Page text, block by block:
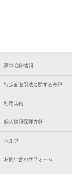
運営会社情報
特定商取引法に関する表記
利用規約
個人情報保護方針
ヘルプ
お問い合わせフォーム